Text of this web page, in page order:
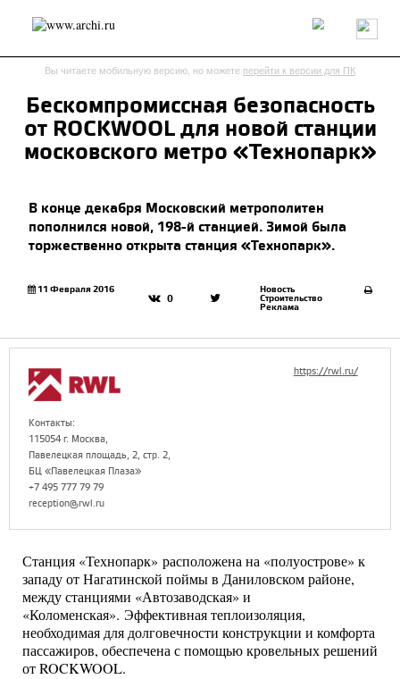
Россия Мир Технологии Интерьер Пресса
Архитекторы
send.project Анонсы конкурсов
Интервью Исследование
Мнение
Репортаж
Рецензия Архитектура
Выставка
Дизайн
Иностранцы в России
Интерьер
Книги
Наследие Образование
Урбанистика
Вы читаете мобильную версию, но можете перейти к версии для ПК
Бескомпромиссная безопасность
от ROCKWOOL для новой станции
московского метро «Технопарк»
В конце декабря Московский метрополитен
пополнился новой, 198-й станцией. Зимой была
торжественно открыта станция «Технопарк».
11 Февраля 2016
0
Новость
Строительство
Реклама
https://rwl.ru/
Контакты:
115054 г. Москва,
Павелецкая площадь, 2, стр. 2,
БЦ «Павелецкая Плаза»
+7 495 777 79 79
reception@rwl.ru
Станция «Технопарк» расположена на «полуострове» к
западу от Нагатинской поймы в Даниловском районе,
между станциями «Автозаводская» и
«Коломенская». Эффективная теплоизоляция,
необходимая для долговечности конструкции и комфорта
пассажиров, обеспечена с помощью кровельных решений
от ROCKWOOL.